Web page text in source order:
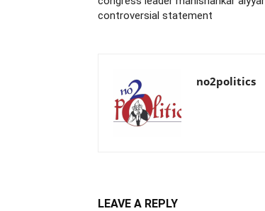
controversial statement
no2politics
LEAVE A REPLY